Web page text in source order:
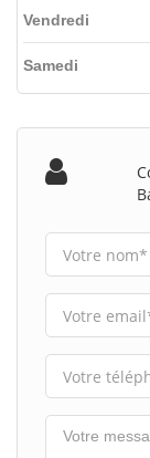
Vendredi
Samedi